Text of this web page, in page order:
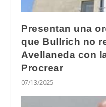
Presentan una
que Bullrich no
Avellaneda con
Procrear
07/13/2025